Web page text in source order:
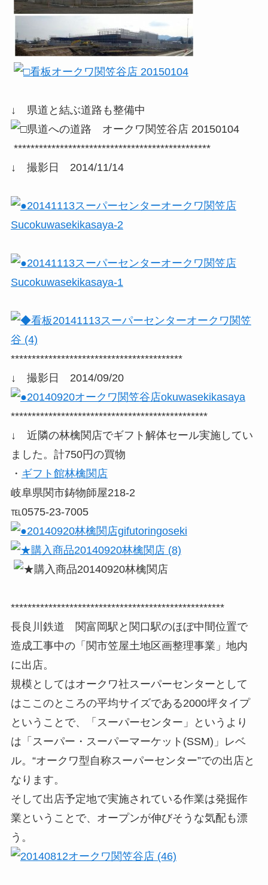
↓ 県道と結ぶ道路も整備中
***********************************************
↓ 撮影日 2014/11/14
*****************************************
↓ 撮影日 2014/09/20
***********************************************
↓ 近隣の林檎関店でギフト解体セール実施してい
ました。計750円の買物
・ ギフト館林檎関店
岐阜県関市鋳物師屋218-2
℡0575-23-7005
***************************************************
長良川鉄道 関富岡駅と関口駅のほぼ中間位置で
造成工事中の「関市笠屋土地区画整理事業」地内
に出店。
規模としてはオークワ社スーパーセンターとして
はここのところの平均サイズである2000坪タイプ
ということで、「スーパーセンター」というより
は「スーパー・スーパーマーケット(SSM)」レベ
ル。“オークワ型自称スーパーセンター”での出店と
なります。
そして出店予定地で実施されている作業は発掘作
業ということで、オープンが伸びそうな気配も漂
う。